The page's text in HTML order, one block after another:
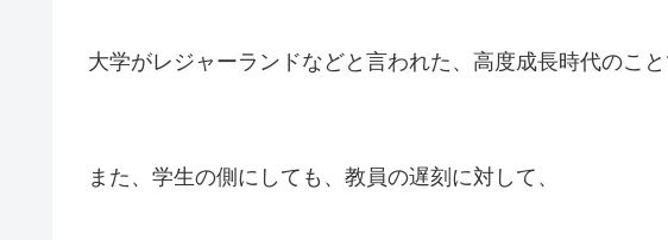
大学がレジャーランドなどと言われた、高度成長時代のこと
また、学生の側にしても、教員の遅刻に対して、